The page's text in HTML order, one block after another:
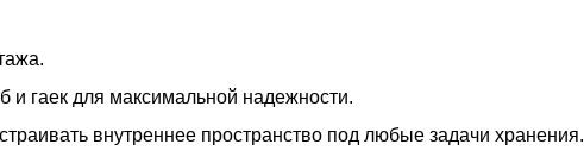
и гаек для максимальной надежности.
внутреннее пространство под любые задачи хранения.